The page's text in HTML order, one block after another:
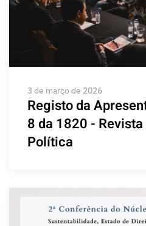
3 de março de 2026
Registo da
8 da 1820 -
Política